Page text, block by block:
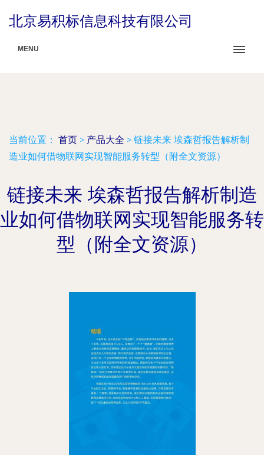
北京易积标信息科技有限公司
MENU
当前位置： 首页 > 产品大全 > 链接未来 埃森哲报告解析制
造业如何借物联网实现智能服务转型（附全文资源）
链接未来 埃森哲报告解析制造
业如何借物联网实现智能服务转
型（附全文资源）